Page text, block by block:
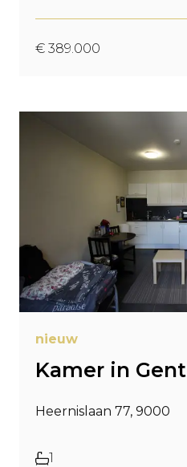
€ 389.000
nieuw
Kamer in Gent
Heernislaan 77, 9000
1